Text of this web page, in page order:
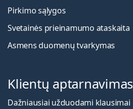
Pirkimo sąlygos
Svetainės prieinamumo ataskaita
Asmens duomenų tvarkymas
Klientų aptarnavimas
Dažniausiai užduodami klausimai